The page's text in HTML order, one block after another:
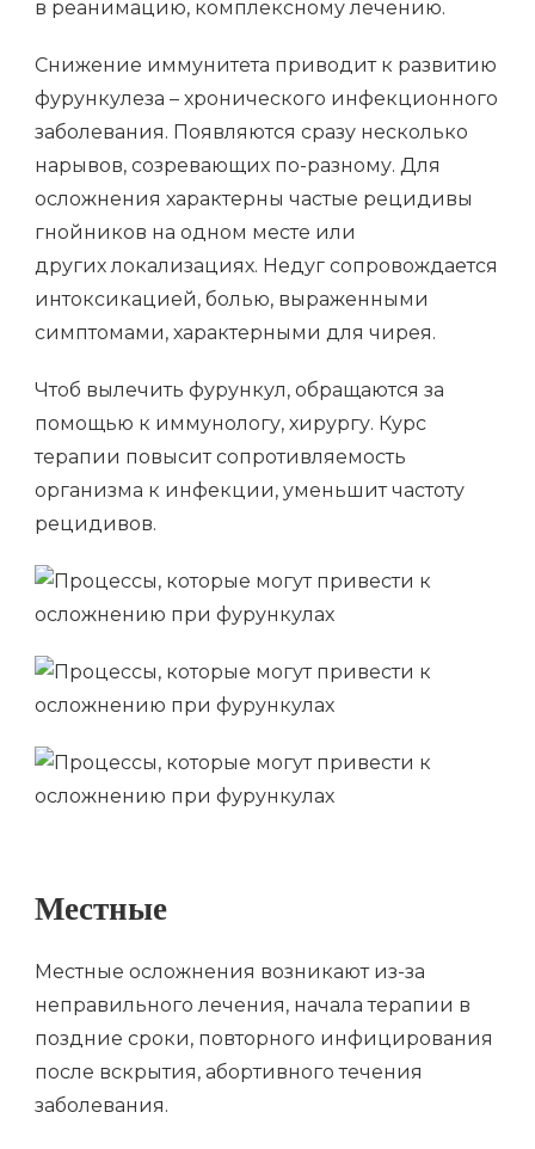
в реанимацию, комплексному лечению.
Снижение иммунитета приводит к развитию
фурункулеза – хронического инфекционного
заболевания. Появляются сразу несколько
нарывов, созревающих по-разному. Для
осложнения характерны частые рецидивы
гнойников на одном месте или
других локализациях. Недуг сопровождается
интоксикацией, болью, выраженными
симптомами, характерными для чирея.
Чтоб вылечить фурункул, обращаются за
помощью к иммунологу, хирургу. Курс
терапии повысит сопротивляемость
организма к инфекции, уменьшит частоту
рецидивов.
Местные
Местные осложнения возникают из-за
неправильного лечения, начала терапии в
поздние сроки, повторного инфицирования
после вскрытия, абортивного течения
заболевания.